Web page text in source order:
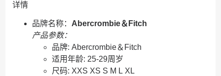
详情
品牌名称： Abercrombie＆Fitch
产品参数：
品牌: Abercrombie＆Fitch
适用年龄: 25-29周岁
尺码: XXS XS S M L XL